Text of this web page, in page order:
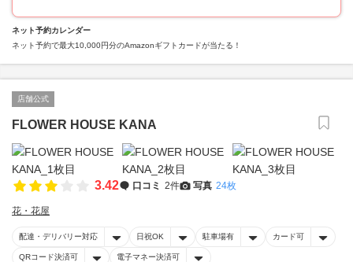
ネット予約カレンダー
ネット予約で最大10,000円分のAmazonギフトカードが当たる！
店舗公式
FLOWER HOUSE KANA
3.42 口コミ 2件 写真 24枚
花・花屋
配達・デリバリー対応 日祝OK 駐車場有 カード可
QRコード決済可 電子マネー決済可